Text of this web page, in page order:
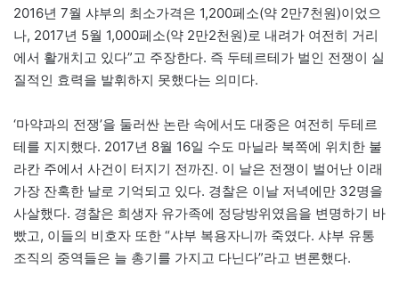
2016년 7월 샤부의 최소가격은 1,200페소(약 2만7천원)이었으
나, 2017년 5월 1,000페소(약 2만2천원)로 내려가 여전히 거리
에서 활개치고 있다”고 주장한다. 즉 두테르테가 벌인 전쟁이 실
질적인 효력을 발휘하지 못했다는 의미다.
‘마약과의 전쟁’을 둘러싼 논란 속에서도 대중은 여전히 두테르
테를 지지했다. 2017년 8월 16일 수도 마닐라 북쪽에 위치한 불
라칸 주에서 사건이 터지기 전까진. 이 날은 전쟁이 벌어난 이래
가장 잔혹한 날로 기억되고 있다. 경찰은 이날 저녁에만 32명을
사살했다. 경찰은 희생자 유가족에 정당방위였음을 변명하기 바
빴고, 이들의 비호자 또한 “샤부 복용자니까 죽였다. 샤부 유통
조직의 중역들은 늘 총기를 가지고 다닌다”라고 변론했다.